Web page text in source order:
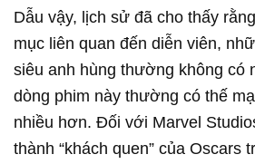
Dẫu vậy, lịch sử đã cho thấy
mục liên quan đến diễn viên,
siêu anh hùng thường không có
dòng phim này thường có thế
nhiều hơn. Đối với Marvel
thành “khách quen” của Oscars